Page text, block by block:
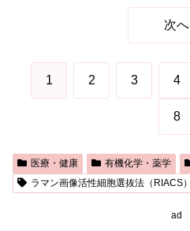
次へ
1 2 3 4
8
医療・健康 有機化学・薬学
ラマン画像活性細胞選抜法（RIACS）
ad